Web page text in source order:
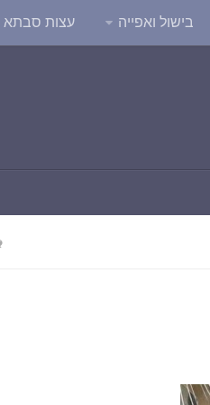
בישול ואפייה עצות סבתא